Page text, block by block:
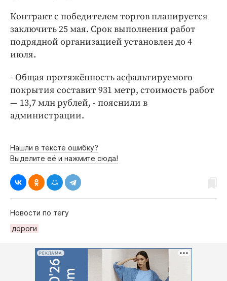
Блоги
Издания
Интересное чтиво
Клиника года
Бренд года
Работодатель года
Контракт с победителем торгов планируется
заключить 25 мая. Срок выполнения работ
подрядной организацией установлен до 4
июля.
- Общая протяжённость асфальтируемого
покрытия составит 931 метр, стоимость работ
— 13,7 млн рублей, - пояснили в
администрации.
Нашли в тексте ошибку?
Выделите её и нажмите сюда!
Новости по тегу
дороги
РЕКЛАМА